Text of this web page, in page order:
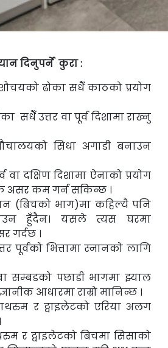
दिनुपर्ने कुरा :
ढोका सधैँ काठको प्रयोग
सधैँ उत्तर वा पूर्व दिशामा राख्नु
सिधा अगाडी बनाउन
वा दक्षिण दिशामा ऐनाको प्रयोग
असर कम गर्न सकिन्छ ।
(बिचको भाग)मा कहिल्यै पनि
हुँदैन। यसले त्यस घरमा
गर्दछ ।
पूर्वको भित्तामा स्नानको लागि
सम्बडको पछाडी भागमा झ्याल
आधारमा राम्रोमानिन्छ ।
र ट्वाइलेटको एरिया अलग
र ट्वाइलेटको बिचमा सिसाको